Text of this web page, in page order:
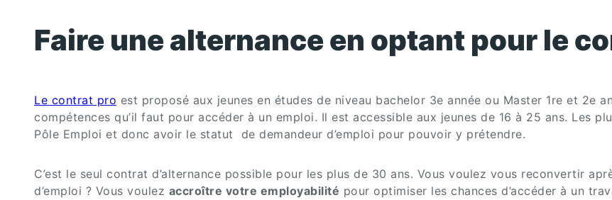
Faire une alternance en optant pour le
Le contrat pro est proposé aux jeunes en études de niveau bachelor 3e année ou Master 1re et 2e
compétences qu’il faut pour accéder à un emploi. Il est accessible aux jeunes de 16 à 25 ans. Les
Pôle Emploi et donc avoir le statut de demandeur d’emploi pour pouvoir y prétendre.
C’est le seul contrat d’alternance possible pour les plus de 30 ans. Vous voulez vous reconvertir
d’emploi ? Vous voulez accroître votre employabilité pour optimiser les chances d’accéder à un